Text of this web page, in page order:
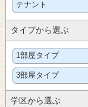
テナント
タイプから選ぶ
1部屋タイプ
3部屋タイプ
学区から選ぶ